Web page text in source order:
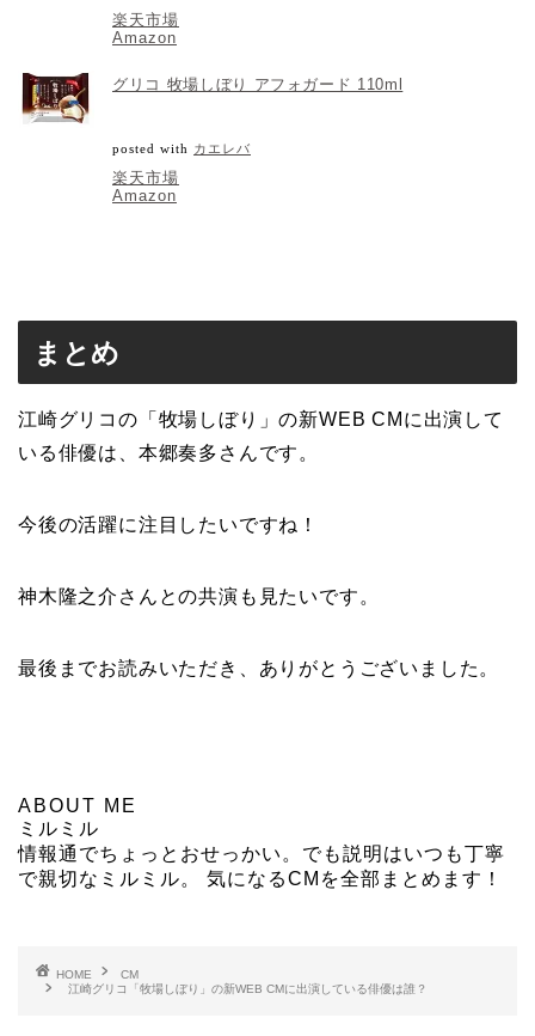
楽天市場
Amazon
グリコ 牧場しぼり アフォガード 110ml
posted with カエレバ
楽天市場
Amazon
まとめ
江崎グリコの「牧場しぼり」の新WEB CMに出演して
いる俳優は、本郷奏多さんです。
今後の活躍に注目したいですね！
神木隆之介さんとの共演も見たいです。
最後までお読みいただき、ありがとうございました。
ABOUT ME
ミルミル
情報通でちょっとおせっかい。でも説明はいつも丁寧
で親切なミルミル。 気になるCMを全部まとめます！
HOME
CM
江崎グリコ「牧場しぼり」の新WEB CMに出演している俳優は誰？